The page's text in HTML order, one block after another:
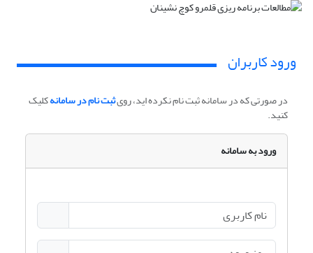
ورود کاربران
در صورتی که در سامانه ثبت نام نکرده اید، رویثبت نام در سامانهکلیک
کنید.
ورود به سامانه